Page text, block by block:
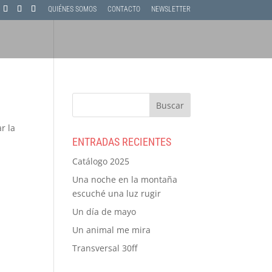
QUIÉNES SOMOS CONTACTO NEWSLETTER
la
ENTRADAS RECIENTES
Catálogo 2025
Una noche en la montaña
escuché una luz rugir
Un día de mayo
Un animal me mira
Transversal 30ff